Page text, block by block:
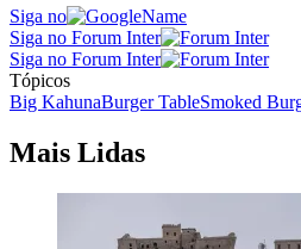
Siga no
Siga no Forum Inter
Siga no Forum Inter
Tópicos
Big KahunaBurger TableSmoked
Mais Lidas